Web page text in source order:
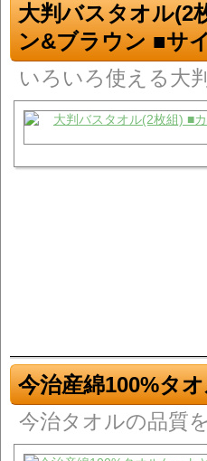
大判バスタオル(2
ン&ブラウン ■サ
いろいろ使える大
今治産綿100%タ
今治タオルの品質